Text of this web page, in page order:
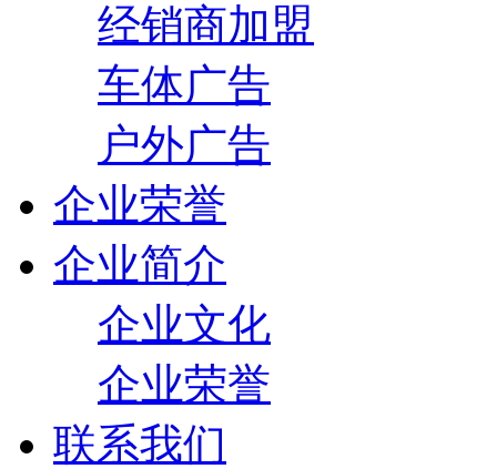
经销商加盟
车体广告
户外广告
企业荣誉
企业简介
企业文化
企业荣誉
联系我们